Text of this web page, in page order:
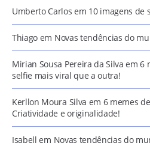
Umberto Carlos em 10 imagens de
Thiago em Novas tendências do
Mirian Sousa Pereira da Silva em6
selfie mais viral que a outra!
Kerllon Moura Silva em 6 memes
Criatividade e originalidade!
Isabell em Novas tendências do